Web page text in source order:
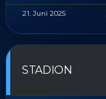
21. Juni 2025
STADION